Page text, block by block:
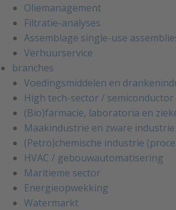
Oliemanagement
Filtratie-analyses
Assemblage single-use
Verhuurservice
branches
Voedingsmiddelen en
High tech-sector / semiconductor
(Bio)farmacie, laboratoria en
Maakindustrie en zware industrie
(Petro)chemische industrie
HVAC / gebouwautomatisering
Maritieme sector
Energieopwekking
Watermarkt